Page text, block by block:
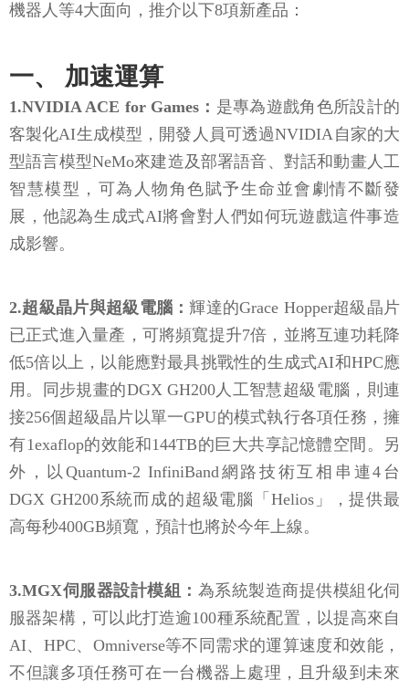
機器人等4大面向，推介以下8項新產品：
一、 加速運算
1.NVIDIA ACE for Games： 是專為遊戲角色所設計的
客製化AI生成模型，開發人員可透過NVIDIA自家的大
型語言模型NeMo來建造及部署語音、對話和動畫人工
智慧模型，可為人物角色賦予生命並會劇情不斷發
展，他認為生成式AI將會對人們如何玩遊戲這件事造
成影響。
2.超級晶片與超級電腦： 輝達的Grace Hopper超級晶片
已正式進入量產，可將頻寬提升7倍，並將互連功耗降
低5倍以上，以能應對最具挑戰性的生成式AI和HPC應
用。同步規畫的DGX GH200人工智慧超級電腦，則連
接256個超級晶片以單一GPU的模式執行各項任務，擁
有1exaflop的效能和144TB的巨大共享記憶體空間。另
外，以Quantum-2 InfiniBand網路技術互相串連4台
DGX GH200系統而成的超級電腦「Helios」，提供最
高每秒400GB頻寬，預計也將於今年上線。
3.MGX伺服器設計模組： 為系統製造商提供模組化伺
服器架構，可以此打造逾100種系統配置，以提高來自
AI、HPC、Omniverse等不同需求的運算速度和效能，
不但讓多項任務可在一台機器上處理，且升級到未來